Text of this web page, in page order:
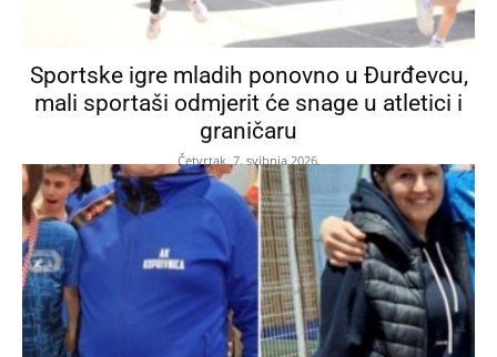
Sportske igre mladih ponovno u Đurđevcu,
mali sportaši odmjerit će snage u atletici i
graničaru
Četvrtak, 7. svibnja 2026.